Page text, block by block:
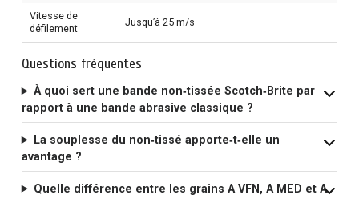
Vitesse de
défilement
Jusqu’à 25 m/s
Questions fréquentes
À quoi sert une bande non‑tissée Scotch‑Brite par
rapport à une bande abrasive classique ?
La souplesse du non‑tissé apporte‑t‑elle un
avantage ?
Quelle différence entre les grains A VFN, A MED et A